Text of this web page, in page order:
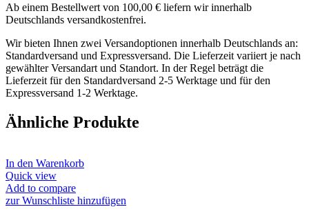
Ab einem Bestellwert von 100,00 € liefern wir innerhalb
Deutschlands versandkostenfrei.
Wir bieten Ihnen zwei Versandoptionen innerhalb Deutschlands an:
Standardversand und Expressversand. Die Lieferzeit variiert je nach
gewählter Versandart und Standort. In der Regel beträgt die
Lieferzeit für den Standardversand 2-5 Werktage und für den
Expressversand 1-2 Werktage.
Ähnliche Produkte
In den Warenkorb
Quick view
Add to compare
zur Wunschliste hinzufügen